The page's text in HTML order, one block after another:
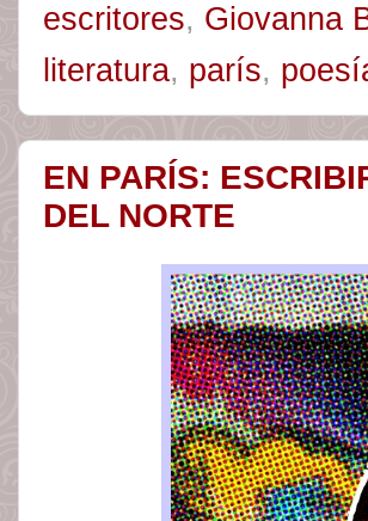
escritores, Giovanna
literatura, parís,
EN PARÍS:
DEL NORTE